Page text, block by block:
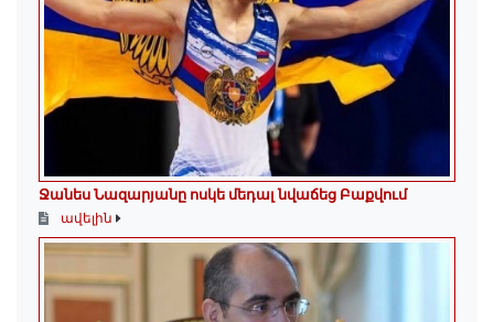
Ջանես Նազարյանը ոսկե մեդալ նվաճեց Բաքվում
ավելին